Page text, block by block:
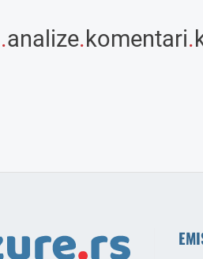
.analize.komentari.